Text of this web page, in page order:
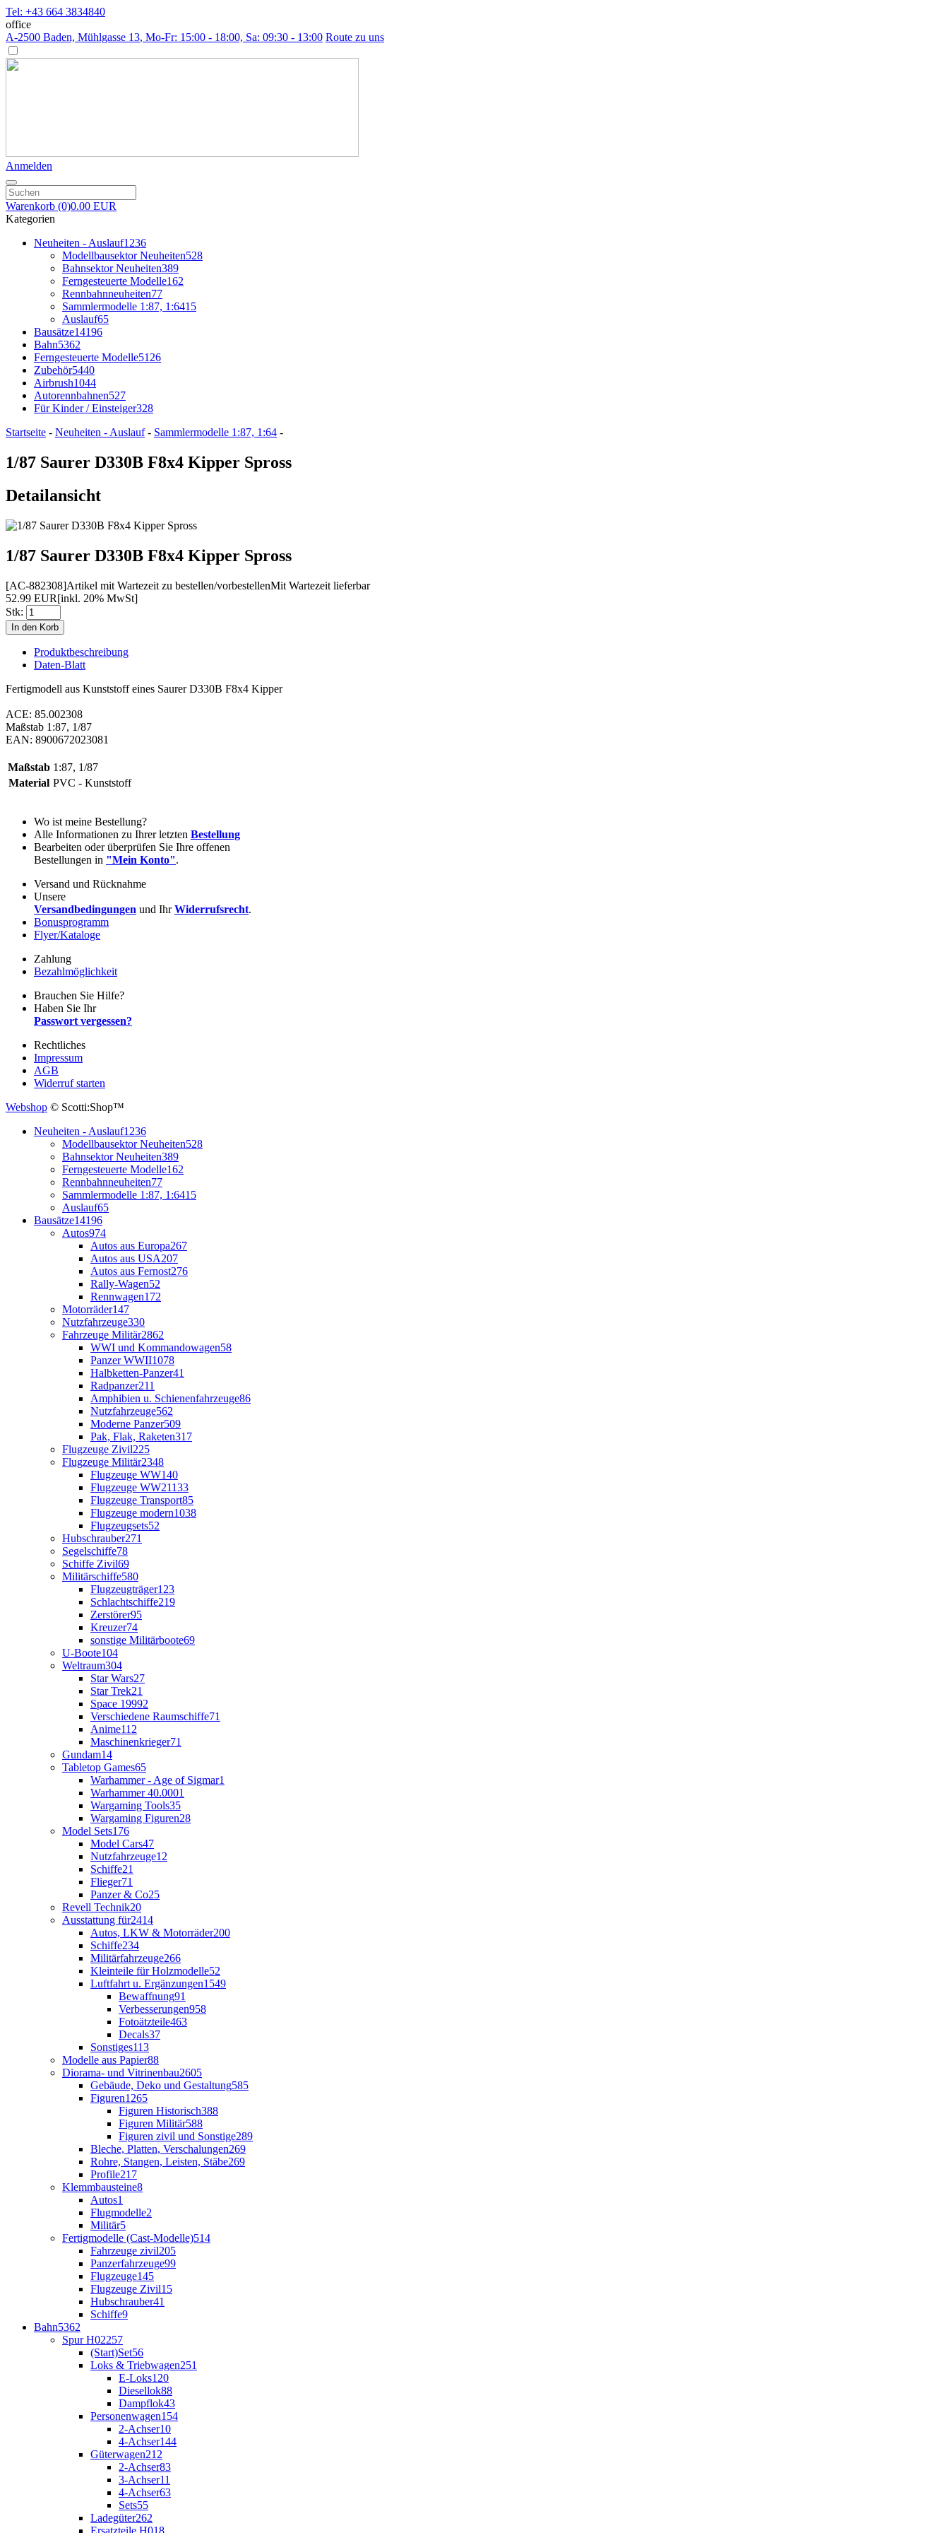
Tel: +43 664 3834840
office
A-2500 Baden, Mühlgasse 13, Mo-Fr: 15:00 - 18:00, Sa: 09:30 - 13:00 Route zu uns
Anmelden
Warenkorb (0)0.00 EUR
Kategorien
Neuheiten - Auslauf1236
Modellbausektor Neuheiten528
Bahnsektor Neuheiten389
Ferngesteuerte Modelle162
Rennbahnneuheiten77
Sammlermodelle 1:87, 1:6415
Auslauf65
Bausätze14196
Bahn5362
Ferngesteuerte Modelle5126
Zubehör5440
Airbrush1044
Autorennbahnen527
Für Kinder / Einsteiger328
Startseite - Neuheiten - Auslauf- Sammlermodelle 1:87, 1:64 -
1/87 Saurer D330B F8x4 Kipper Spross
Detailansicht
1/87 Saurer D330B F8x4 Kipper Spross
[AC-882308]Artikel mit Wartezeit zu bestellen/vorbestellenMit Wartezeit lieferbar
52.99 EUR[inkl. 20% MwSt]
Stk:
Produktbeschreibung
Daten-Blatt
Fertigmodell aus Kunststoff eines Saurer D330B F8x4 Kipper
ACE: 85.002308
Maßstab 1:87, 1/87
EAN: 8900672023081
Maßstab 1:87, 1/87
Material PVC - Kunststoff
Wo ist meine Bestellung?
Alle Informationen zu Ihrer letzten Bestellung
Bearbeiten oder überprüfen Sie Ihre offenen
Bestellungen in "Mein Konto".
Versand und Rücknahme
Unsere
Versandbedingungen und IhrWiderrufsrecht.
Bonusprogramm
Flyer/Kataloge
Zahlung
Bezahlmöglichkeit
Brauchen Sie Hilfe?
Haben Sie Ihr
Passwort vergessen?
Rechtliches
Impressum
AGB
Widerruf starten
Webshop © Scotti:Shop™
Neuheiten - Auslauf1236
Modellbausektor Neuheiten528
Bahnsektor Neuheiten389
Ferngesteuerte Modelle162
Rennbahnneuheiten77
Sammlermodelle 1:87, 1:6415
Auslauf65
Bausätze14196
Autos974
Autos aus Europa267
Autos aus USA207
Autos aus Fernost276
Rally-Wagen52
Rennwagen172
Motorräder147
Nutzfahrzeuge330
Fahrzeuge Militär2862
WWI und Kommandowagen58
Panzer WWII1078
Halbketten-Panzer41
Radpanzer211
Amphibien u. Schienenfahrzeuge86
Nutzfahrzeuge562
Moderne Panzer509
Pak, Flak, Raketen317
Flugzeuge Zivil225
Flugzeuge Militär2348
Flugzeuge WW140
Flugzeuge WW21133
Flugzeuge Transport85
Flugzeuge modern1038
Flugzeugsets52
Hubschrauber271
Segelschiffe78
Schiffe Zivil69
Militärschiffe580
Flugzeugträger123
Schlachtschiffe219
Zerstörer95
Kreuzer74
sonstige Militärboote69
U-Boote104
Weltraum304
Star Wars27
Star Trek21
Space 19992
Verschiedene Raumschiffe71
Anime112
Maschinenkrieger71
Gundam14
Tabletop Games65
Warhammer - Age of Sigmar1
Warhammer 40.0001
Wargaming Tools35
Wargaming Figuren28
Model Sets176
Model Cars47
Nutzfahrzeuge12
Schiffe21
Flieger71
Panzer & Co25
Revell Technik20
Ausstattung für2414
Autos, LKW & Motorräder200
Schiffe234
Militärfahrzeuge266
Kleinteile für Holzmodelle52
Luftfahrt u. Ergänzungen1549
Bewaffnung91
Verbesserungen958
Fotoätzteile463
Decals37
Sonstiges113
Modelle aus Papier88
Diorama- und Vitrinenbau2605
Gebäude, Deko und Gestaltung585
Figuren1265
Figuren Historisch388
Figuren Militär588
Figuren zivil und Sonstige289
Bleche, Platten, Verschalungen269
Rohre, Stangen, Leisten, Stäbe269
Profile217
Klemmbausteine8
Autos1
Flugmodelle2
Militär5
Fertigmodelle (Cast-Modelle)514
Fahrzeuge zivil205
Panzerfahrzeuge99
Flugzeuge145
Flugzeuge Zivil15
Hubschrauber41
Schiffe9
Bahn5362
Spur H02257
(Start)Set56
Loks & Triebwagen251
E-Loks120
Diesellok88
Dampflok43
Personenwagen154
2-Achser10
4-Achser144
Güterwagen212
2-Achser83
3-Achser11
4-Achser63
Sets55
Ladegüter262
Ersatzteile H018